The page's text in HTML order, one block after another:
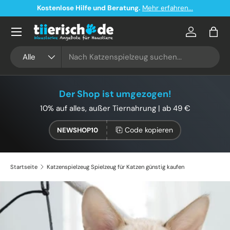
Direkt zum Inhalt
Kostenloser Versand ab 49€ in Deutschland
Alle
Konto
Der Shop ist umgezogen!
10% auf alles, außer Tiernahrung | ab 49 €
NEWSHOP10 Code kopieren
Startseite Katzenspielzeug Spielzeug für Katzen günstig kaufen